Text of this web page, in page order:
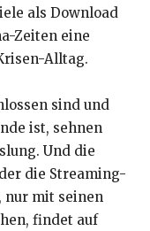
als Download
Zeiten eine
Alltag.
sind und
ist, sehnen
Und die
die Streaming-
nur mit seinen
findet auf